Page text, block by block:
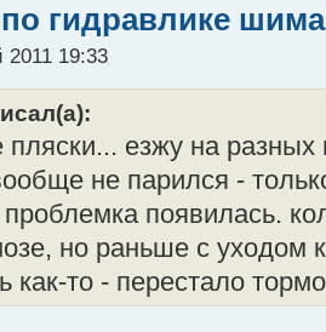
гидравлике
2011 19:33
пляски... езжу на
не парился -
появилась.
но раньше с уходом
как-то - перестало